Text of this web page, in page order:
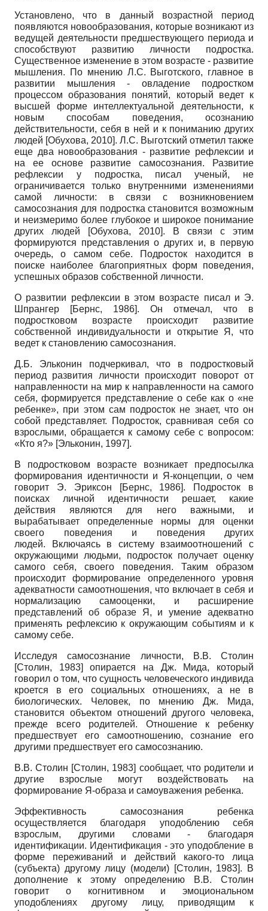
Установлено, что в данный возрастной период
появляются новообразования, которые возникают из
ведущей деятельности предшествующего периода и
способствуют развитию личности подростка.
Существенное изменение в этом возрасте - развитие
мышления. По мнению Л.С. Выготского, главное в
развитии мышления - овладение подростком
процессом образования понятий, который ведет к
высшей форме интеллектуальной деятельности, к
новым способам поведения, осознанию
действительности, себя в ней и к пониманию других
людей [Обухова, 2010]. Л.С. Выготский отметил также
еще два новообразования - развитие рефлексии и
на ее основе развитие самосознания. Развитие
рефлексии у подростка, писал ученый, не
ограничивается только внутренними изменениями
самой личности: в связи с возникновением
самосознания для подростка становится возможным
и неизмеримо более глубокое и широкое понимание
других людей
[Обухова, 2010]. В связи с этим
формируются представления о других и, в первую
очередь, о самом себе. Подросток находится в
поиске наиболее благоприятных форм поведения,
успешных образов собственной личности.
О развитии рефлексии в этом возрасте писал и Э.
Шпрангер
[Бернс, 1986]. Он отмечал, что в
подростковом возрасте происходит развитие
собственной индивидуальности и открытие Я, что
ведет к становлению самосознания.
Д.Б. Эльконин подчеркивал, что в подростковый
период развития личности происходит поворот от
направленности на мир к направленности на самого
себя, формируется представление о себе как о «не
ребенке», при этом сам подросток не знает, что он
собой представляет. Подросток, сравнивая себя со
взрослыми, обращается к самому себе с вопросом:
«Кто я?» [Эльконин, 1997].
В подростковом возрасте возникает предпосылка
формирования идентичности и Я-концепции, о чем
говорит Э. Эриксон
[Бернс, 1986]. Подросток в
поисках личной идентичности решает, какие
действия являются для него важными, и
вырабатывает определенные нормы для оценки
своего поведения и поведения других
людей. Включаясь в систему взаимоотношений с
окружающими людьми, подросток получает оценку
самого себя, своего поведения. Таким образом
происходит формирование определенного уровня
адекватности самоотношения, что включает в себя и
нормализацию самооценки, и расширение
представлений об образе Я, и умение адекватно
применять рефлексию к окружающим событиям и к
самому себе.
Исследуя самосознание личности, В.В. Столин
[Столин, 1983] опирается на Дж. Мида, который
говорил о том, что сущность человеческого индивида
кроется в его социальных отношениях, а не в
биологических. Человек, по мнению Дж. Мида,
становится объектом отношений другого человека,
прежде всего родителей. Отношение к ребенку
предшествует его самоотношению, сознание его
другими предшествует его самосознанию.
В.В. Столин [Столин, 1983] сообщает, что родители и
другие взрослые могут воздействовать на
формирование Я-образа и самоуважения ребенка.
Эффективность самосознания ребенка
осуществляется благодаря уподоблению себя
взрослым, другими словами - благодаря
идентификации. Идентификация - это уподобление в
форме переживаний и действий какого-то лица
(субъекта) другому лицу (модели) [Столин, 1983]. В
дополнение к этому определению В.В. Столин
говорит о когнитивном и эмоциональном
уподоблениях другому лицу, приводящим к